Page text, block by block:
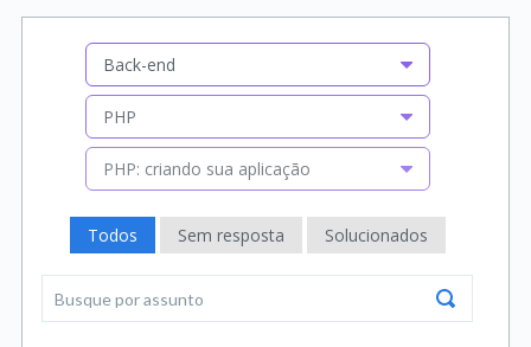
Back-end
PHP
PHP: criando sua aplicação
Todos Sem resposta Solucionados